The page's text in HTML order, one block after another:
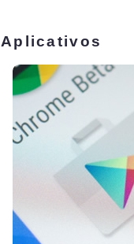
Aplicativos